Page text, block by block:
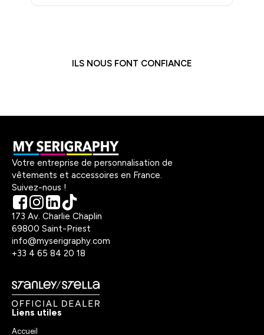
ILS NOUS FONT CONFIANCE
Votre entreprise de personnalisation de
vêtements et accessoires en France.
Suivez-nous !
173 Av. Charlie Chaplin
69800 Saint-Priest
info@myserigraphy.com
+33 4 65 84 20 18
Liens utiles
Accueil